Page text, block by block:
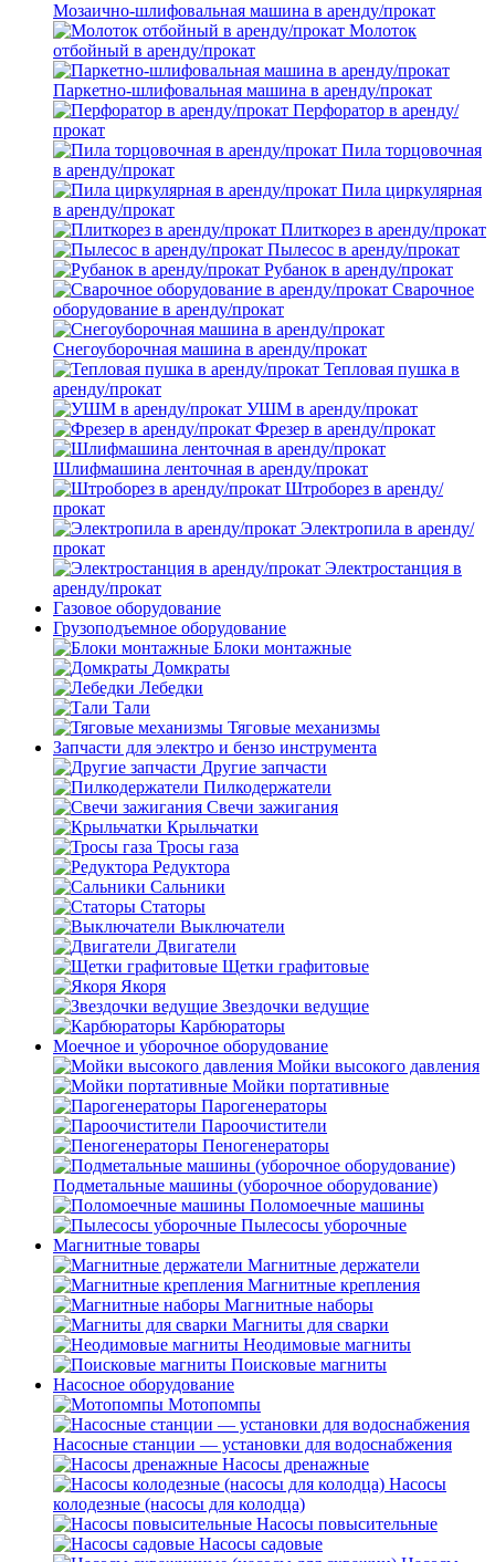
Мозаично-шлифовальная машина в аренду/прокат
Молоток
отбойный в аренду/прокат
Паркетно-шлифовальная машина в аренду/прокат
Перфоратор в аренду/
прокат
Пила торцовочная
в аренду/прокат
Пила циркулярная
в аренду/прокат
Плиткорез в аренду/прокат
Пылесос в аренду/прокат
Рубанок в аренду/прокат
Сварочное
оборудование в аренду/прокат
Снегоуборочная машина в аренду/прокат
Тепловая пушка в
аренду/прокат
УШМ в аренду/прокат
Фрезер в аренду/прокат
Шлифмашина ленточная в аренду/прокат
Штроборез в аренду/
прокат
Электропила в аренду/
прокат
Электростанция в
аренду/прокат
Газовое оборудование
Грузоподъемное оборудование
Блоки монтажные
Домкраты
Лебедки
Тали
Тяговые механизмы
Запчасти для электро и бензо инструмента
Другие запчасти
Пилкодержатели
Свечи зажигания
Крыльчатки
Тросы газа
Редуктора
Сальники
Статоры
Выключатели
Двигатели
Щетки графитовые
Якоря
Звездочки ведущие
Карбюраторы
Моечное и уборочное оборудование
Мойки высокого давления
Мойки портативные
Парогенераторы
Пароочистители
Пеногенераторы
Подметальные машины (уборочное оборудование)
Поломоечные машины
Пылесосы уборочные
Магнитные товары
Магнитные держатели
Магнитные крепления
Магнитные наборы
Магниты для сварки
Неодимовые магниты
Поисковые магниты
Насосное оборудование
Мотопомпы
Насосные станции — установки для водоснабжения
Насосы дренажные
Насосы
колодезные (насосы для колодца)
Насосы повысительные
Насосы садовые